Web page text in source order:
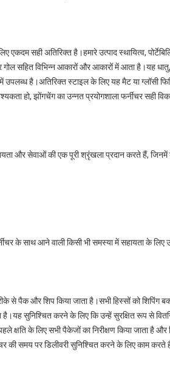
एकदम सही अतिरिक्त है।हमारे उत्पाद स्थायित्व,
गोल सहित विभिन्न आकारों और आकारों में आता है।यह
है।अतिरिक्त स्टाइल के लिए यह मैट या ग्लॉसी
हो, झोंगचेंग का उन्नत प्रयोगशाला फर्नीचर सही
और सेवाओं की एक पूरी श्रृंखला प्रदान करते हैं, जिनमें
के साथ आने वाली किसी भी समस्या में सहायता के
से पैक और शिप किया जाता है।सभी हिस्सों को शिपिंग
है।यह सुनिश्चित करने के लिए कि उन्हें सुरक्षित रूप से
क्षति के लिए सभी पैकेजों का निरीक्षण किया जाता है
की समय पर डिलीवरी सुनिश्चित करने के लिए काम करते